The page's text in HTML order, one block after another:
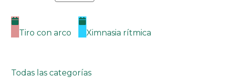
Tiro con arco Ximnasia rítmica
Todas las categorías